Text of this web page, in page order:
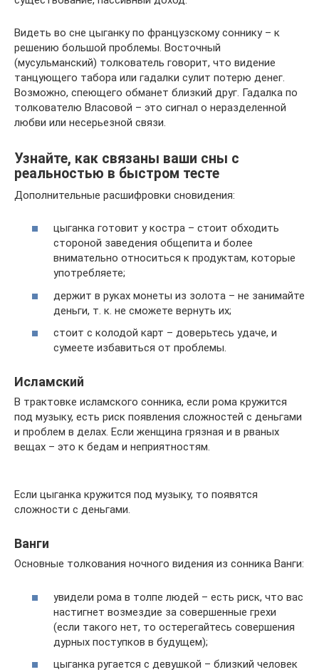
Видеть во сне цыганку по французскому соннику – к
решению большой проблемы. Восточный
(мусульманский) толкователь говорит, что видение
танцующего табора или гадалки сулит потерю денег.
Возможно, спеющего обманет близкий друг. Гадалка по
толкователю Власовой – это сигнал о неразделенной
любви или несерьезной связи.
Узнайте, как связаны ваши сны с
реальностью в быстром тесте
Дополнительные расшифровки сновидения:
цыганка готовит у костра – стоит обходить
стороной заведения общепита и более
внимательно относиться к продуктам, которые
употребляете;
держит в руках монеты из золота – не занимайте
деньги, т. к. не сможете вернуть их;
стоит с колодой карт – доверьтесь удаче, и
сумеете избавиться от проблемы.
Исламский
В трактовке исламского сонника, если рома кружится
под музыку, есть риск появления сложностей с деньгами
и проблем в делах. Если женщина грязная и в рваных
вещах – это к бедам и неприятностям.
Если цыганка кружится под музыку, то появятся
сложности с деньгами.
Ванги
Основные толкования ночного видения из сонника Ванги:
увидели рома в толпе людей – есть риск, что вас
настигнет возмездие за совершенные грехи
(если такого нет, то остерегайтесь совершения
дурных поступков в будущем);
цыганка ругается с девушкой – близкий человек